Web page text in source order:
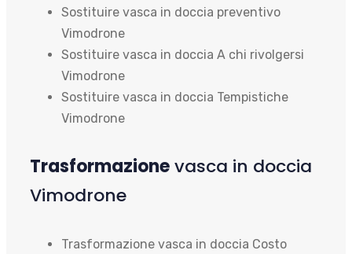
Sostituire vasca in doccia preventivo
Vimodrone
Sostituire vasca in doccia A chi rivolgersi
Vimodrone
Sostituire vasca in doccia Tempistiche
Vimodrone
Trasformazionevasca in doccia
Vimodrone
Trasformazione vasca in doccia Costo